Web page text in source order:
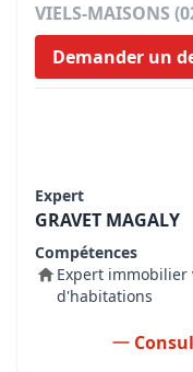
VIELS-MAISONS
Demander un
Expert
GRAVET MAGALY
Compétences
Expert immobilier
d'habitations